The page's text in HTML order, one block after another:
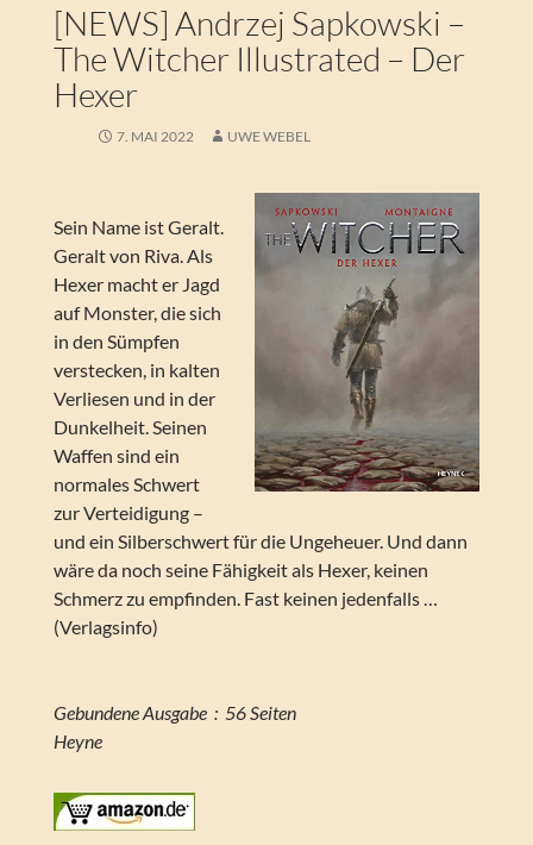
[NEWS] Andrzej Sapkowski –
The Witcher Illustrated – Der
Hexer
7. MAI 2022 UWE WEBEL
Sein Name ist Geralt.
Geralt von Riva. Als
Hexer macht er Jagd
auf Monster, die sich
in den Sümpfen
verstecken, in kalten
Verliesen und in der
Dunkelheit. Seinen
Waffen sind ein
normales Schwert
zur Verteidigung –
und ein Silberschwert für die Ungeheuer. Und dann
wäre da noch seine Fähigkeit als Hexer, keinen
Schmerz zu empfinden. Fast keinen jedenfalls …
(Verlagsinfo)
Gebundene Ausgabe ‏ : ‎ 56 Seiten
Heyne